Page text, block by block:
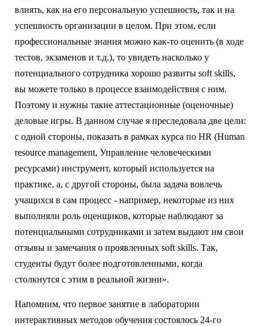
влиять, как на его персональную успешность, так и на
успешность организации в целом. При этом, если
профессиональные знания можно как-то оценить (в ходе
тестов, экзаменов и т.д.), то увидеть насколько у
потенциального сотрудника хорошо развиты soft skills,
вы можете только в процессе взаимодействия с ним.
Поэтому и нужны такие аттестационные (оценочные)
деловые игры. В данном случае я преследовала две цели:
с одной стороны, показать в рамках курса по HR (Human
resource management, Управление человеческими
ресурсами) инструмент, который используется на
практике, а, с другой стороны, была задача вовлечь
учащихся в сам процесс - например, некоторые из них
выполняли роль оценщиков, которые наблюдают за
потенциальными сотрудниками и затем выдают им свои
отзывы и замечания о проявленных soft skills. Так,
студенты будут более подготовленными, когда
столкнутся с этим в реальной жизни».
Напомним, что первое занятие в лаборатории
интерактивных методов обучения состоялось 24-го